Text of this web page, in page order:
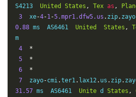
S4213 United States , Tex as ,
3
  xe
-4-1-5.mpr1.dfw5.us . zip. zayo
0.88 ms  AS6461 United States ,
m
4
*
5
*
6
*
7
  zayo
-cmi.ter1. lax12. us . zip.
31.57 ms  AS6461 Unite d States ,